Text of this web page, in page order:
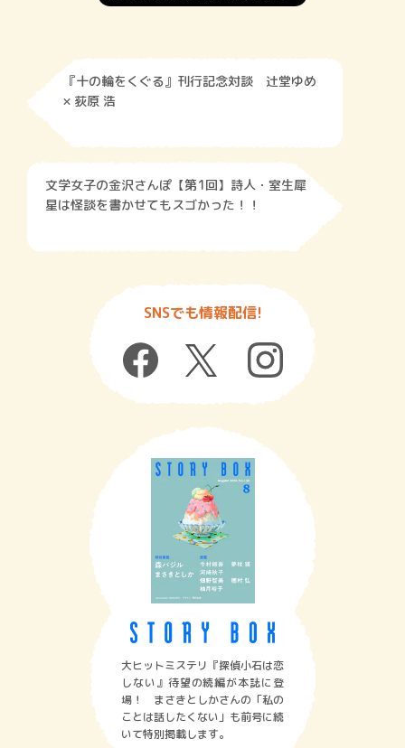
『十の輪をくぐる』刊行記念対談 辻堂ゆめ
× 荻原 浩
文学女子の金沢さんぽ【第1回】詩人・室生犀
星は怪談を書かせてもスゴかった！！
SNSでも情報配信!
大ヒットミステリ『探偵小石は恋
しない』待望の続編が本誌に登
場！ まさきとしかさんの「私の
ことは話したくない」も前号に続
いて特別掲載します。